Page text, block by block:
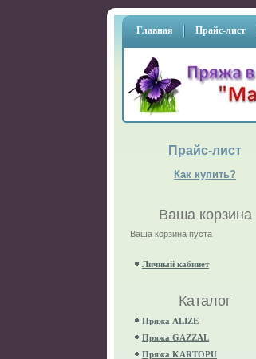
Главная Прайс-лист
Прайс-лист
Как купить?
Ваша корзина
Ваша корзина пуста
Личный кабинет
Каталог
Пряжа ALIZE
Пряжа GAZZAL
Пряжа KARTOPU